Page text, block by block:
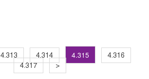
4.313 4.314 4.315
4.316
4.317
>